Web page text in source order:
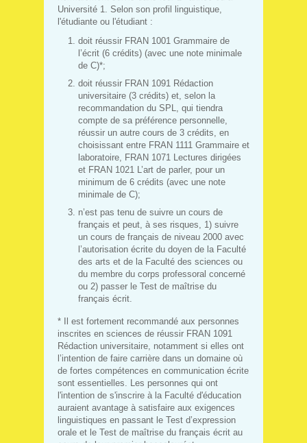
Université 1. Selon son profil linguistique,
l'étudiante ou l'étudiant :
doit réussir FRAN 1001 Grammaire de
l’écrit (6 crédits) (avec une note minimale
de C)*;
doit réussir FRAN 1091 Rédaction
universitaire (3 crédits) et, selon la
recommandation du SPL, qui tiendra
compte de sa préférence personnelle,
réussir un autre cours de 3 crédits, en
choisissant entre FRAN 1111 Grammaire et
laboratoire, FRAN 1071 Lectures dirigées
et FRAN 1021 L’art de parler, pour un
minimum de 6 crédits (avec une note
minimale de C);
n’est pas tenu de suivre un cours de
français et peut, à ses risques, 1) suivre
un cours de français de niveau 2000 avec
l’autorisation écrite du doyen de la Faculté
des arts et de la Faculté des sciences ou
du membre du corps professoral concerné
ou 2) passer le Test de maîtrise du
français écrit.
* Il est fortement recommandé aux personnes
inscrites en sciences de réussir FRAN 1091
Rédaction universitaire, notamment si elles ont
l’intention de faire carrière dans un domaine où
de fortes compétences en communication écrite
sont essentielles. Les personnes qui ont
l'intention de s'inscrire à la Faculté d'éducation
auraient avantage à satisfaire aux exigences
linguistiques en passant le Test d’expression
orale et le Test de maîtrise du français écrit au